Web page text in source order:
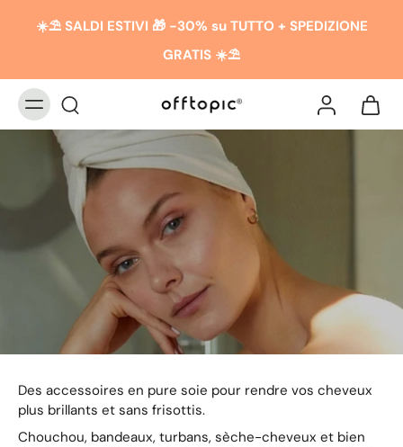
☀️​​⛱️ SALDI ESTIVI 🎁 -30% su TUTTO + SPEDIZIONE
GRATIS ☀️​​⛱️
ACCESSOIRES EN SOIE
POUR LES CHEVEUX
Des accessoires en pure soie pour rendre vos cheveux
plus brillants et sans frisottis.
Chouchou, bandeaux, turbans, sèche-cheveux et bien